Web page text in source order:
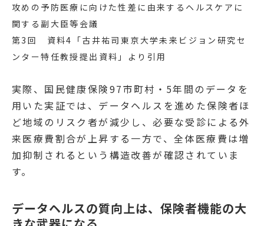
攻めの予防医療に向けた性差に由来するヘルスケアに
関する副大臣等会議
第3回 資料4「古井祐司東京大学未来ビジョン研究セ
ンター特任教授提出資料 」より引用
実際、国民健康保険97市町村・5年間のデータを
用いた実証では、データヘルスを進めた保険者ほ
ど地域のリスク者が減少し、必要な受診による外
来医療費割合が上昇する一方で、全体医療費は増
加抑制されるという構造改善が確認されていま
す。
データヘルスの質向上は、保険者機能の大